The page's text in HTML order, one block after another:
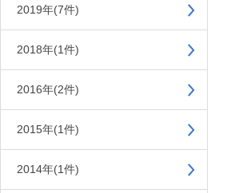
2019年(7件)
2018年(1件)
2016年(2件)
2015年(1件)
2014年(1件)